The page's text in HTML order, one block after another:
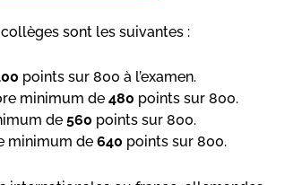
sont les suivantes :
points sur 800 à l’examen.
minimum de 480 points sur 800.
de 560 points sur 800.
minimum de 640 points sur 800.